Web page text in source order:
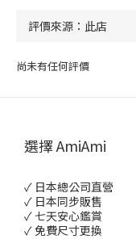
尚未有任何評價
選擇 AmiAmi
✓ 日本總公司直營
✓ 日本同步販售
✓ 七天安心鑑賞
✓ 免費尺寸更換